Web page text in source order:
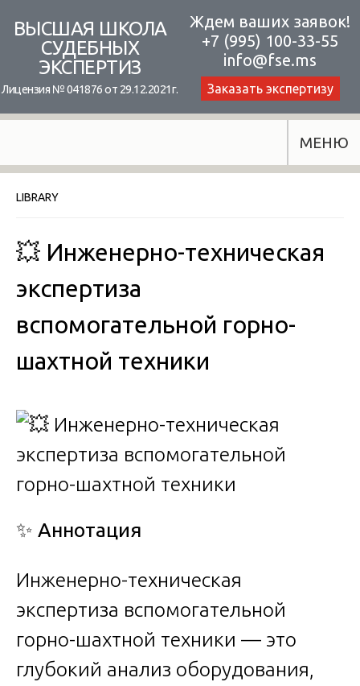
content
ВЫСШАЯ ШКОЛА
СУДЕБНЫХ
ЭКСПЕРТИЗ
Лицензия № 041876 от 29.12.2021г.
Ждем ваших заявок!
+7 (995) 100-33-55
info@fse.ms
Заказать экспертизу
МЕНЮ
LIBRARY
💥 Инженерно-техническая
экспертиза
вспомогательной горно-
шахтной техники
✨ Аннотация
Инженерно-техническая
экспертиза вспомогательной
горно-шахтной техники — это
глубокий анализ оборудования,